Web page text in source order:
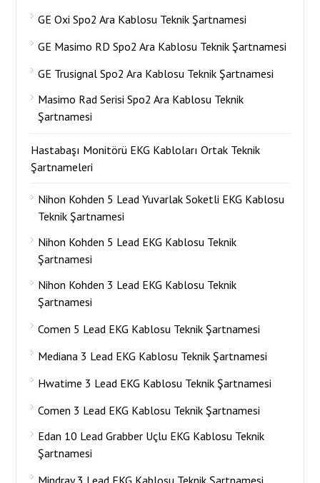
GE Oxi Spo2 Ara Kablosu Teknik Şartnamesi
GE Masimo RD Spo2 Ara Kablosu Teknik Şartnamesi
GE Trusignal Spo2 Ara Kablosu Teknik Şartnamesi
Masimo Rad Serisi Spo2 Ara Kablosu Teknik
Şartnamesi
Hastabaşı Monitörü EKG Kabloları Ortak Teknik
Şartnameleri
Nihon Kohden 5 Lead Yuvarlak Soketli EKG Kablosu
Teknik Şartnamesi
Nihon Kohden 5 Lead EKG Kablosu Teknik
Şartnamesi
Nihon Kohden 3 Lead EKG Kablosu Teknik
Şartnamesi
Comen 5 Lead EKG Kablosu Teknik Şartnamesi
Mediana 3 Lead EKG Kablosu Teknik Şartnamesi
Hwatime 3 Lead EKG Kablosu Teknik Şartnamesi
Comen 3 Lead EKG Kablosu Teknik Şartnamesi
Edan 10 Lead Grabber Uçlu EKG Kablosu Teknik
Şartnamesi
Mindray 3 Lead EKG Kablosu Teknik Şartnamesi